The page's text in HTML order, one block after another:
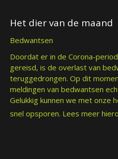
Het dier van de maand
Bedwantsen
Doordat er in de Corona-
gereisd, is de overlast van
teruggedrongen. Op dit
meldingen van bedwantsen
Gelukkig kunnen we met onze
snel opsporen. Lees meer